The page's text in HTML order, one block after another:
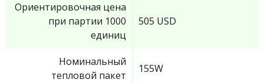
Ориентировочная цена
при партии 1000
единиц
505 USD
Номинальный
тепловой пакет
155W